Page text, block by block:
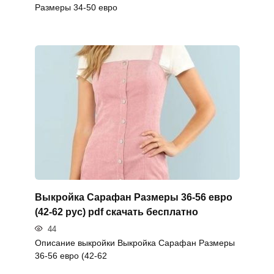
Размеры 34-50 евро
Выкройка Сарафан Размеры 36-56 евро
(42-62 рус) pdf скачать бесплатно
44
Описание выкройки Выкройка Сарафан Размеры
36-56 евро (42-62